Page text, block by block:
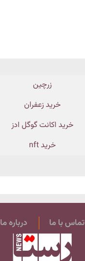
زرچین
خرید زعفران
خرید اکانت گوگل ادز
خرید nft
تماس با ما درباره ما